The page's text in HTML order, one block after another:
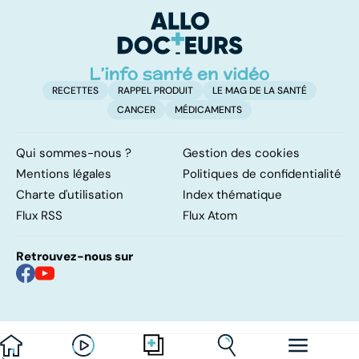
surveillance
RECETTES RAPPEL PRODUIT
LE MAG DE LA SANTÉ
CANCER
MÉDICAMENTS
Qui sommes-nous ?
Gestion des cookies
Mentions légales
Politiques de confidentialité
Charte d'utilisation
Index thématique
Flux RSS
Flux Atom
Retrouvez-nous sur